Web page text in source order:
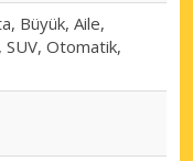
Büyük, Aile,
SUV, Otomatik,